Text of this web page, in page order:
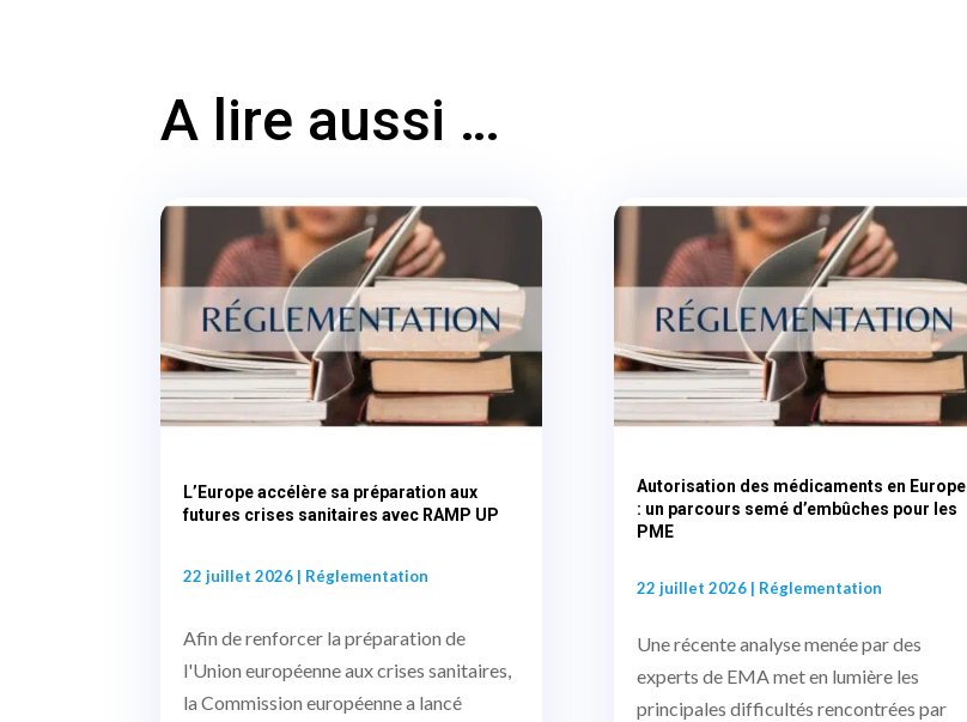
A lire aussi …
L’Europe accélère sa préparation aux
futures crises sanitaires avec RAMP UP
22 juillet 2026 | Réglementation
Afin de renforcer la préparation de
l'Union européenne aux crises sanitaires,
la Commission européenne a lancé
Autorisation des médicaments en Europe
: un parcours semé d’embûches pour les
PME
22 juillet 2026| Réglementation
Une récente analyse menée par des
experts de EMA met en lumière les
principales difficultés rencontrées par